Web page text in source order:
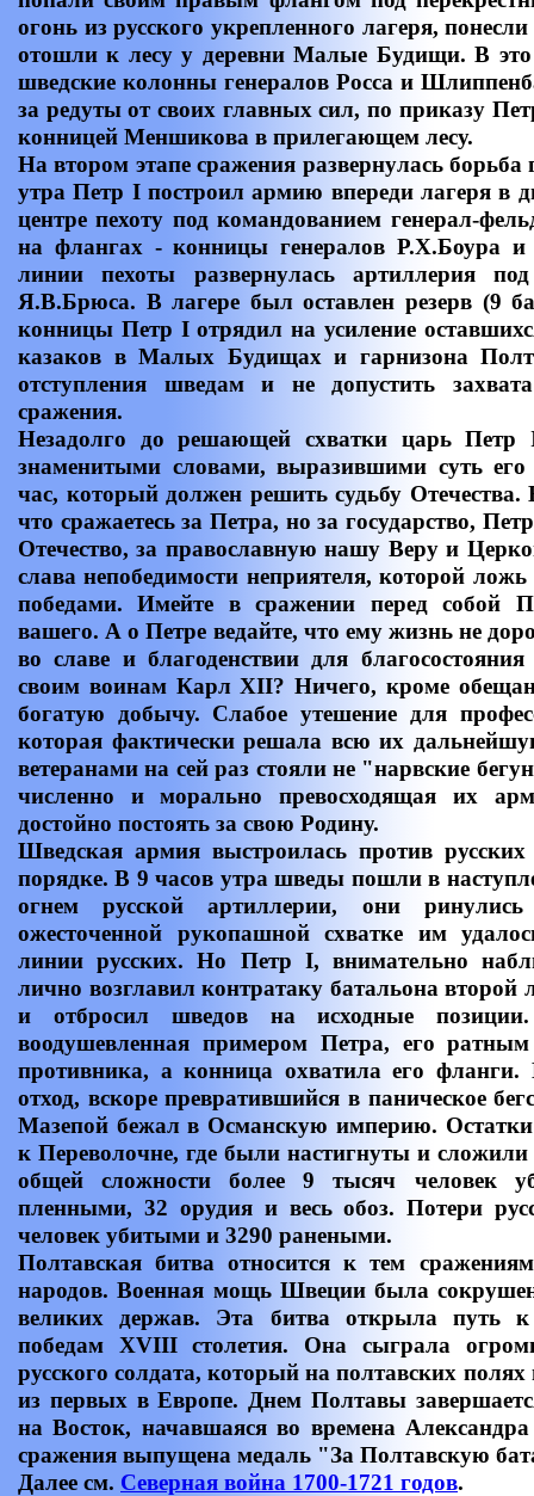
огонь из русского укрепленного лагеря,
отошли к лесу у деревни Малые Будищи. В
шведские колонны генералов Росса и
за редуты от своих главных сил, по приказу
конницей Меншикова в прилегающем лесу.
На втором этапе сражения развернулась
утра Петр I построил армию впереди лагеря в
центре пехоту под командованием генерал-
на флангах - конницы генералов Р.Х.Боура
линии пехоты развернулась артиллерия
Я.В.Брюса. В лагере был оставлен резерв (9
конницы Петр I отрядил на усиление
казаков в Малых Будищах и гарнизона
отступления шведам и не допустить
сражения.
Незадолго до решающей схватки царь Петр
знаменитыми словами, выразившими суть
час, который должен решить судьбу
что сражаетесь за Петра, но за государство,
Отечество, за православную нашу Веру и
слава непобедимости неприятеля, которой
победами. Имейте в сражении перед собой
вашего. А о Петре ведайте, что ему жизнь не
во славе и благоденствии для
своим воинам Карл XII? Ничего, кроме
богатую добычу. Слабое утешение для
которая фактически решала всю их
ветеранами на сей раз стояли не "нарвские
численно и морально превосходящая их
достойно постоять за свою Родину.
Шведская армия выстроилась против
порядке. В 9 часов утра шведы пошли в
огнем русской артиллерии, они
ожесточенной рукопашной схватке им
линии русских. Но Петр I, внимательно
лично возглавил контратаку батальона второй
и отбросил шведов на исходные позиции.
воодушевленная примером Петра, его ратным
противника, а конница охватила его
отход, вскоре превратившийся в паническое
Мазепой бежал в Османскую империю. Остатки
к Переволочне, где были настигнуты и
общей сложности более 9 тысяч человек
пленными, 32 орудия и весь обоз. Потери
человек убитыми и 3290 ранеными.
Полтавская битва относится к тем
народов. Военная мощь Швеции была
великих держав. Эта битва открыла путь
победам XVIII столетия. Она сыграла
русского солдата, который на полтавских
из первых в Европе. Днем Полтавы
на Восток, начавшаяся во времена
сражения выпущена медаль "За Полтавскую
Далее см. Северная война 1700-1721 годов.